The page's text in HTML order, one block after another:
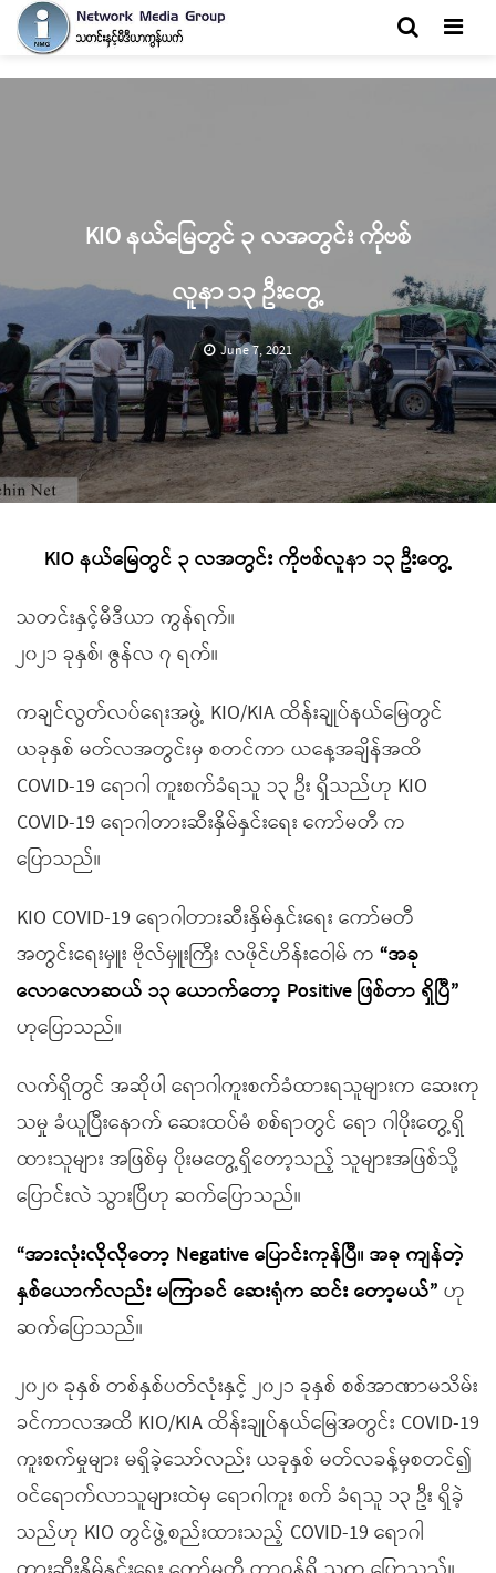
KIO နယ်မြေတွင် ၃ လအတွင်း ကိုဗစ်
လူနာ ၁၃ ဦးတွေ့
June 7, 2021
KIO နယ်မြေတွင် ၃ လအတွင်း ကိုဗစ်လူနာ ၁၃ ဦးတွေ့
သတင်းနှင့်မီဒီယာ ကွန်ရက်။
၂၀၂၁ ခုနှစ်၊ ဇွန်လ ၇ ရက်။
ကချင်လွတ်လပ်ရေးအဖွဲ့ KIO/KIA ထိန်းချုပ်နယ်မြေတွင်
ယခုနှစ် မတ်လအတွင်းမှ စတင်ကာ ယနေ့အချိန်အထိ
COVID-19 ရောဂါ ကူးစက်ခံရသူ ၁၃ ဦး ရှိသည်ဟု KIO
COVID-19 ရောဂါတားဆီးနှိမ်နှင်းရေး ကော်မတီ က
ပြောသည်။
KIO COVID-19 ရောဂါတားဆီးနှိမ်နှင်းရေး ကော်မတီ
အတွင်းရေးမှူး ဗိုလ်မှူးကြီး လဖိုင်ဟိန်းဝေါမ် က “အခု
လောလောဆယ် ၁၃ ယောက်တော့ Positive ဖြစ်တာ ရှိပြီ”
ဟုပြောသည်။
လက်ရှိတွင် အဆိုပါ ရောဂါကူးစက်ခံထားရသူများက ဆေးကု
သမှု ခံယူပြီးနောက် ဆေးထပ်မံ စစ်ရာတွင် ရော ဂါပိုးတွေ့ရှိ
ထားသူများ အဖြစ်မှ ပိုးမတွေ့ရှိတော့သည့် သူများအဖြစ်သို့
ပြောင်းလဲ သွားပြီဟု ဆက်ပြောသည်။
“အားလုံးလိုလိုတော့ Negative ပြောင်းကုန်ပြီ။ အခု ကျန်တဲ့
နှစ်ယောက်လည်း မကြာခင် ဆေးရုံက ဆင်း တော့မယ်” ဟု
ဆက်ပြောသည်။
၂၀၂၀ ခုနှစ် တစ်နှစ်ပတ်လုံးနှင့် ၂၀၂၁ ခုနှစ် စစ်အာဏာမသိမ်း
ခင်ကာလအထိ KIO/KIA ထိန်းချုပ်နယ်မြေအတွင်း COVID-19
ကူးစက်မှုများ မရှိခဲ့သော်လည်း ယခုနှစ် မတ်လခန့်မှစတင်၍
ဝင်ရောက်လာသူများထဲမှ ရောဂါကူး စက် ခံရသူ ၁၃ ဦး ရှိခဲ့
သည်ဟု KIO တွင်ဖွဲ့စည်းထားသည့် COVID-19 ရောဂါ